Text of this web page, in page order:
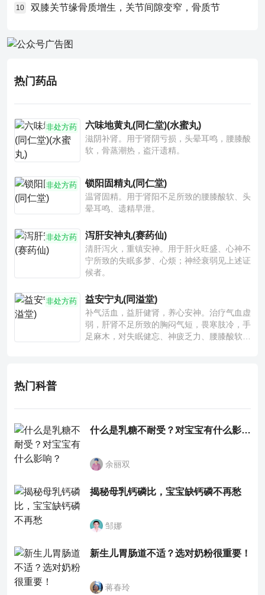
10 双膝关节缘骨质增生，关节间隙变窄，骨质节
热门药品
非处方药 六味地黄丸(同仁堂)(水蜜丸)
滋阴补肾。用于肾阴亏损，头晕耳鸣，腰膝酸
软，骨蒸潮热，盗汗遗精。
非处方药 锁阳固精丸(同仁堂)
温肾固精。用于肾阳不足所致的腰膝酸软、头
晕耳鸣、遗精早泄。
非处方药 泻肝安神丸(赛药仙)
清肝泻火，重镇安神。用于肝火旺盛、心神不
宁所致的失眠多梦、心烦；神经衰弱见上述证
候者。
非处方药 益安宁丸(同溢堂)
补气活血，益肝健肾，养心安神。治疗气血虚
弱，肝肾不足所致的胸闷气短，畏寒肢冷，手
足麻木，对失眠健忘、神疲乏力、腰膝酸软也
热门科普
什么是乳糖不耐受？对宝宝有什么影响？
余丽双
揭秘母乳钙磷比，宝宝缺钙磷不再愁
邹娜
新生儿胃肠道不适？选对奶粉很重要！
蒋春玲